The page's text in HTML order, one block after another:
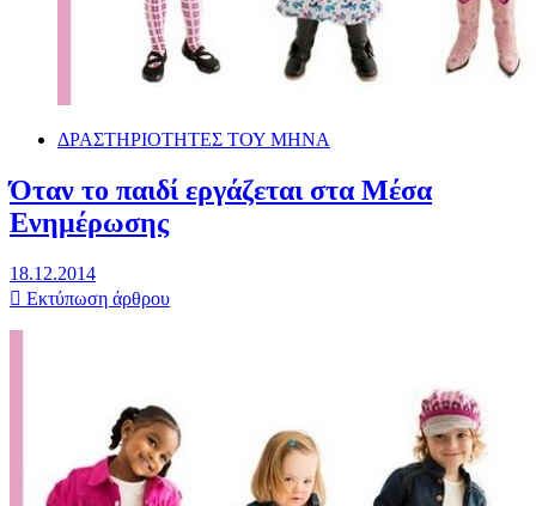
ΔΡΑΣΤΗΡΙΟΤΗΤΕΣ ΤΟΥ ΜΗΝΑ
Όταν το παιδί εργάζεται στα Μέσα
Ενημέρωσης
18.12.2014
Εκτύπωση άρθρου